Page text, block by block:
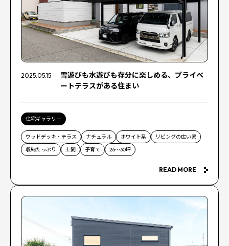
2025.05.15
雪遊びも水遊びも存分に楽しめる、プライベ
ートテラスがある住まい
住宅ギャラリー
ウッドデッキ・テラス ナチュラル ホワイト系
リビングの広い家
収納たっぷり
土間 子育て 26～30坪
READ MORE